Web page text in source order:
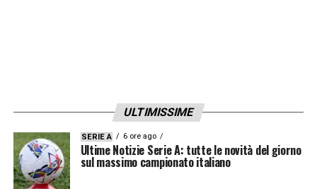
ULTIMISSIME
SERIE A 6 ore ago
Ultime Notizie Serie A: tutte le novità del giorno
sul massimo campionato italiano